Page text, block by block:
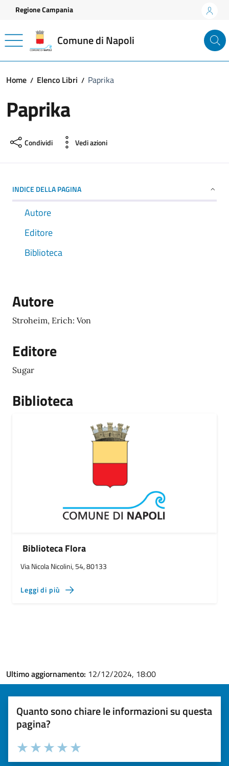
Vai ai contenuti
Vai al footer
Regione Campania
Comune di Napoli
Home Elenco Libri Paprika
Paprika
Condividi Vedi azioni
INDICE DELLA PAGINA
Autore
Editore
Biblioteca
Autore
Stroheim, Erich: Von
Editore
Sugar
Biblioteca
Biblioteca Flora
Via Nicola Nicolini, 54, 80133
Leggi di più
Ultimo aggiornamento: 12/12/2024, 18:00
Quanto sono chiare le informazioni su questa
pagina?
Valuta la chiarezza delle informazioni (da 1 a 5 stelle)
Seleziona il numero di stelle per valutare la chiarezza delle
Valuta 5 stelle su 5
Valuta 4 stelle su 5
Valuta 3 stelle su 5
Valuta 2 stelle su 5
Valuta 1 stelle su 5